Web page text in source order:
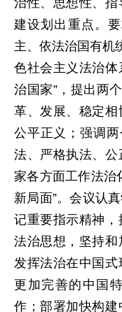
治性、思想性、指
建设划出重点。
主、依法治国有机
色社会主义法治
治国家”，提出两
革、发展、稳定
公平正义；强调两
法、严格执法、公
家各方面工作法治
新局面”。会议认
记重要指示精神
法治思想，坚持和
发挥法治在中国
更加完善的中国
作；部署加快构